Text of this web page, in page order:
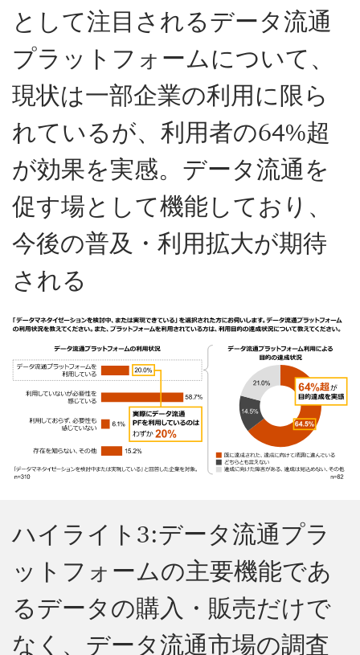
として注目されるデータ流通
プラットフォームについて、
現状は一部企業の利用に限ら
れているが、利用者の64%超
が効果を実感。データ流通を
促す場として機能しており、
今後の普及・利用拡大が期待
される
ハイライト3:データ流通プラ
ットフォームの主要機能であ
るデータの購入・販売だけで
なく、データ流通市場の調査